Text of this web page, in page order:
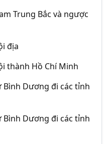
Trung Bắc và ngược
địa
thành Hồ Chí Minh
Dương đi các tỉnh
Dương đi các tỉnh